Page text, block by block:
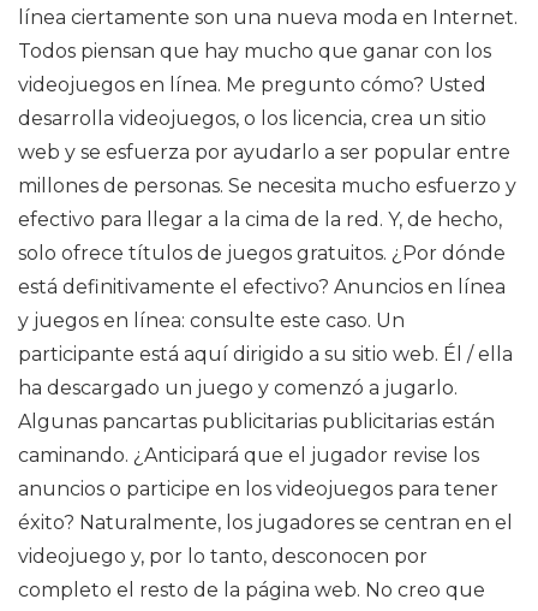
línea ciertamente son una nueva moda en Internet.
Todos piensan que hay mucho que ganar con los
videojuegos en línea. Me pregunto cómo? Usted
desarrolla videojuegos, o los licencia, crea un sitio
web y se esfuerza por ayudarlo a ser popular entre
millones de personas. Se necesita mucho esfuerzo y
efectivo para llegar a la cima de la red. Y, de hecho,
solo ofrece títulos de juegos gratuitos. ¿Por dónde
está definitivamente el efectivo? Anuncios en línea
y juegos en línea: consulte este caso. Un
participante está aquí dirigido a su sitio web. Él / ella
ha descargado un juego y comenzó a jugarlo.
Algunas pancartas publicitarias publicitarias están
caminando. ¿Anticipará que el jugador revise los
anuncios o participe en los videojuegos para tener
éxito? Naturalmente, los jugadores se centran en el
videojuego y, por lo tanto, desconocen por
completo el resto de la página web. No creo que